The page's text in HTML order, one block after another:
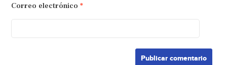
Correo electrónico *